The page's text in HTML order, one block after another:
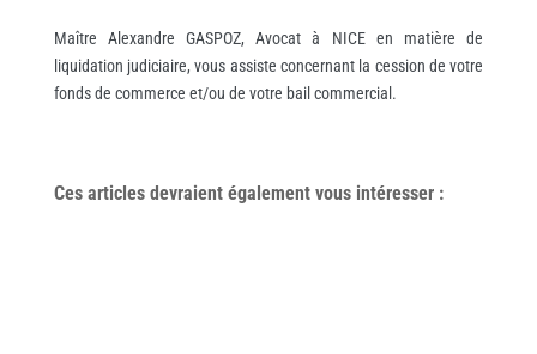
Maître Alexandre GASPOZ, Avocat à NICE en matière de
liquidation judiciaire, vous assiste concernant la cession de votre
fonds de commerce et/ou de votre bail commercial.
Ces articles devraient également vous intéresser: